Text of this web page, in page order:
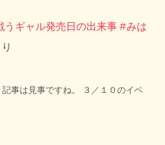
ギャル発売日の出来事 #みは
事は見事ですね。 ３／１０のイベ